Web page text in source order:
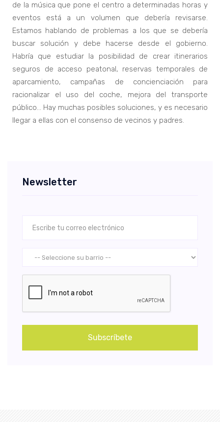
de la música que pone el centro a determinadas horas y
eventos está a un volumen que debería revisarse.
Estamos hablando de problemas a los que se debería
buscar solución y debe hacerse desde el gobierno.
Habría que estudiar la posibilidad de crear itinerarios
seguros de acceso peatonal, reservas temporales de
aparcamiento, campañas de concienciación para
racionalizar el uso del coche, mejora del transporte
público… Hay muchas posibles soluciones, y es necesario
llegar a ellas con el consenso de vecinos y padres.
Newsletter
Subscríbete